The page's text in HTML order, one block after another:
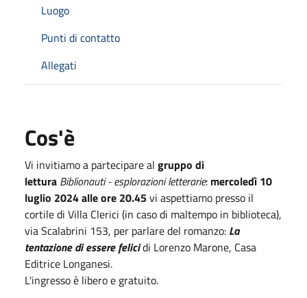
Luogo
Punti di contatto
Allegati
Cos'è
Vi invitiamo a partecipare al gruppo di
lettura Biblionauti - esplorazioni letterarie: mercoledì 10
luglio 2024alle ore 20.45vi aspettiamo presso il
cortile di Villa Clerici (in caso di maltempo in biblioteca),
via Scalabrini 153, per parlare del romanzo: La
tentazione di essere felicidi Lorenzo Marone, Casa
Editrice Longanesi.
L'ingresso è libero e gratuito.